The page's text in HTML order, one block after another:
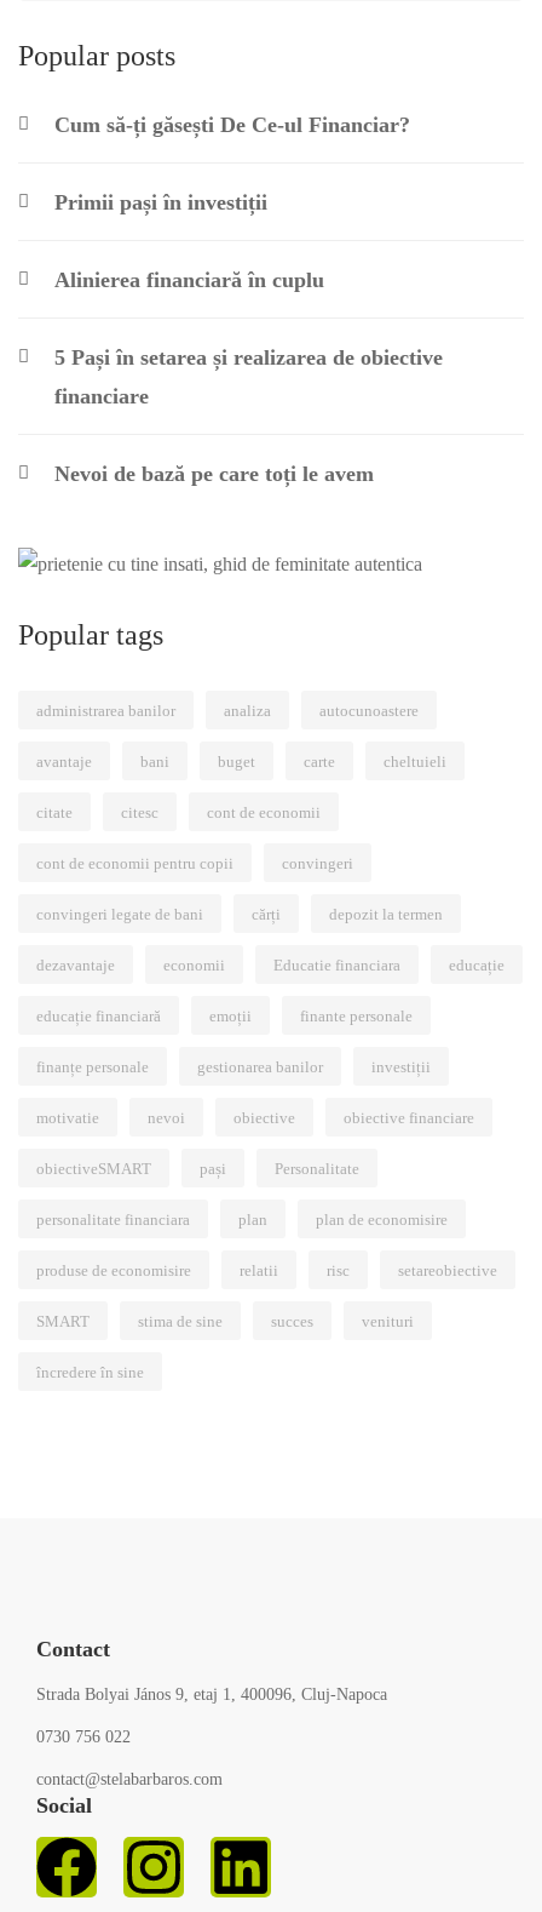
Popular posts
Cum să-ți găsești De Ce-ul Financiar?
Primii pași în investiții
Alinierea financiară în cuplu
5 Pași în setarea și realizarea de obiective
financiare
Nevoi de bază pe care toți le avem
Popular tags
administrarea banilor analiza autocunoastere
avantaje bani buget carte cheltuieli
citate citesc cont de economii
cont de economii pentru copii convingeri
convingeri legate de bani cărți depozit la termen
dezavantaje economii Educatie financiara educație
educație financiară emoții finante personale
finanțe personale gestionarea banilor investiții
motivatie nevoi obiective obiective financiare
obiectiveSMART pași Personalitate
personalitate financiara plan plan de economisire
produse de economisire relatii risc setareobiective
SMART stima de sine succes venituri
încredere în sine
Contact
Strada Bolyai János 9, etaj 1, 400096, Cluj-Napoca
0730 756 022
contact@stelabarbaros.com
Social